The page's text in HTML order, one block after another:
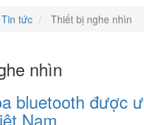
Tin tức Thiết bị nghe nhìn
nhìn
bluetooth được
Nam